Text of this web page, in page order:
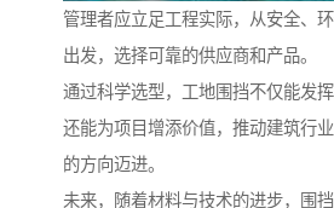
管理者应立足工程实际，从安全、
出发，选择可靠的供应商和产品。
通过科学选型，工地围挡不仅能发挥
还能为项目增添价值，推动建筑行
的方向迈进。
未来，随着材料与技术的进步，围